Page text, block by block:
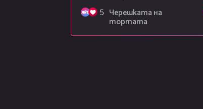
5
Черешката на
тортата